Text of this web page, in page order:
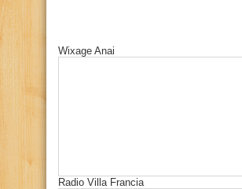
Wixage Anai
Radio Villa Francia